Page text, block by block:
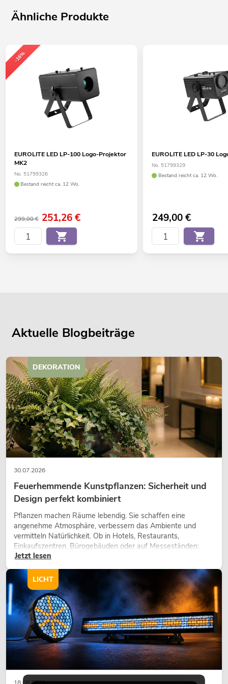
Ähnliche Produkte
-16%
EUROLITE LED LP-100 Logo-Projektor
MK2
No. 51799326
Bestand reicht ca. 12 Wo.
299,00 € 251,26€
EUROLITE LED LP-30
No. 51799329
Bestand reicht ca. 12 Wo.
249,00€
Aktuelle Blogbeiträge
30.07.2026
Feuerhemmende Kunstpflanzen: Sicherheit und
Design perfekt kombiniert
Pflanzen machen Räume lebendig. Sie schaffen eine
angenehme Atmosphäre, verbessern das Ambiente und
vermitteln Natürlichkeit. Ob in Hotels, Restaurants,
Einkaufszentren, Bürogebäuden oder auf Messeständen:
eine hochwertige Begrünung gehört heute längst zum
Jetzt lesen
DEKORATION
18.06.2026
LICHT